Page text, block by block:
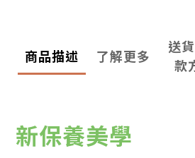
商品描述 了解更多
送
款
新保養美學